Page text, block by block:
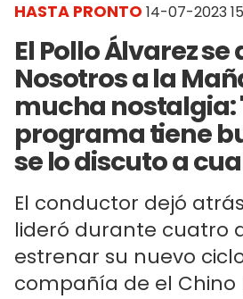
HASTA PRONTO 14-07-2023
El Pollo Álvarez
Nosotros a la
mucha nostalgia:
programa tiene
se lo discuto a
El conductor dejó
lideró durante cuatro
estrenar su nuevo
compañía de el Chino